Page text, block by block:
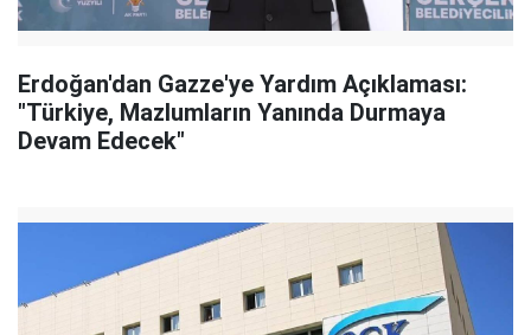
Erdoğan'dan Gazze'ye Yardım Açıklaması:
"Türkiye, Mazlumların Yanında Durmaya
Devam Edecek"